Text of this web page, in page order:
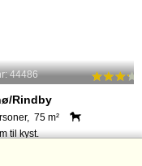
44486
Rindby
75 m²
til kyst.
charmerende feriehus ligger